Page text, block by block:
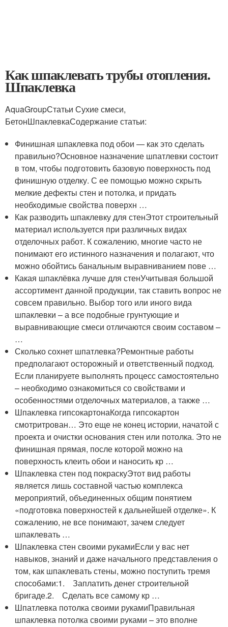
Как шпаклевать трубы отопления.
Шпаклевка
AquaGroupСтатьи Сухие смеси,
БетонШпаклевкаСодержание статьи:
Финишная шпаклевка под обои — как это сделать
правильно?Основное назначение шпатлевки состоит
в том, чтобы подготовить базовую поверхность под
финишную отделку. С ее помощью можно скрыть
мелкие дефекты стен и потолка, и придать
необходимые свойства поверхн …
Как разводить шпаклевку для стенЭтот строительный
материал используется при различных видах
отделочных работ. К сожалению, многие часто не
понимают его истинного назначения и полагают, что
можно обойтись банальным выравниванием пове …
Какая шпаклёвка лучше для стенУчитывая большой
ассортимент данной продукции, так ставить вопрос не
совсем правильно. Выбор того или иного вида
шпаклевки – а все подобные грунтующие и
выравнивающие смеси отличаются своим составом –
…
Сколько сохнет шпатлевка?Ремонтные работы
предполагают осторожный и ответственный подход.
Если планируете выполнять процесс самостоятельно
– необходимо ознакомиться со свойствами и
особенностями отделочных материалов, а также …
Шпаклевка гипсокартонаКогда гипсокартон
смотритрован… Это еще не конец истории, начатой с
проекта и очистки основания стен или потолка. Это не
финишная прямая, после которой можно на
поверхность клеить обои и наносить кр …
Шпаклевка стен под покраскуЭтот вид работы
является лишь составной частью комплекса
мероприятий, объединенных общим понятием
«подготовка поверхностей к дальнейшей отделке». К
сожалению, не все понимают, зачем следует
шпаклевать …
Шпаклевка стен своими рукамиЕсли у вас нет
навыков, знаний и даже начального представления о
том, как шпаклевать стены, можно поступить тремя
способами:1. Заплатить денег строительной
бригаде.2. Сделать все самому кр …
Шпатлевка потолка своими рукамиПравильная
шпаклевка потолка своими руками – это вполне